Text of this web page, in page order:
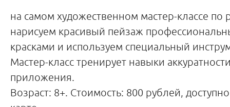
на самом художественном мастер-классе по
нарисуем красивый пейзаж
красками и используем специальный
Мастер-класс тренирует навыки
приложения.
Возраст: 8+. Стоимость: 800 рублей,